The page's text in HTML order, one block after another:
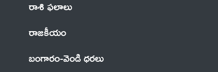
రాశి ఫలాలు
రాజకీయం
బంగారం-వెండి ధరలు